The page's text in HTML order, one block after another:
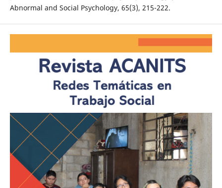
Abnormal and Social Psychology, 65(3), 215-222.